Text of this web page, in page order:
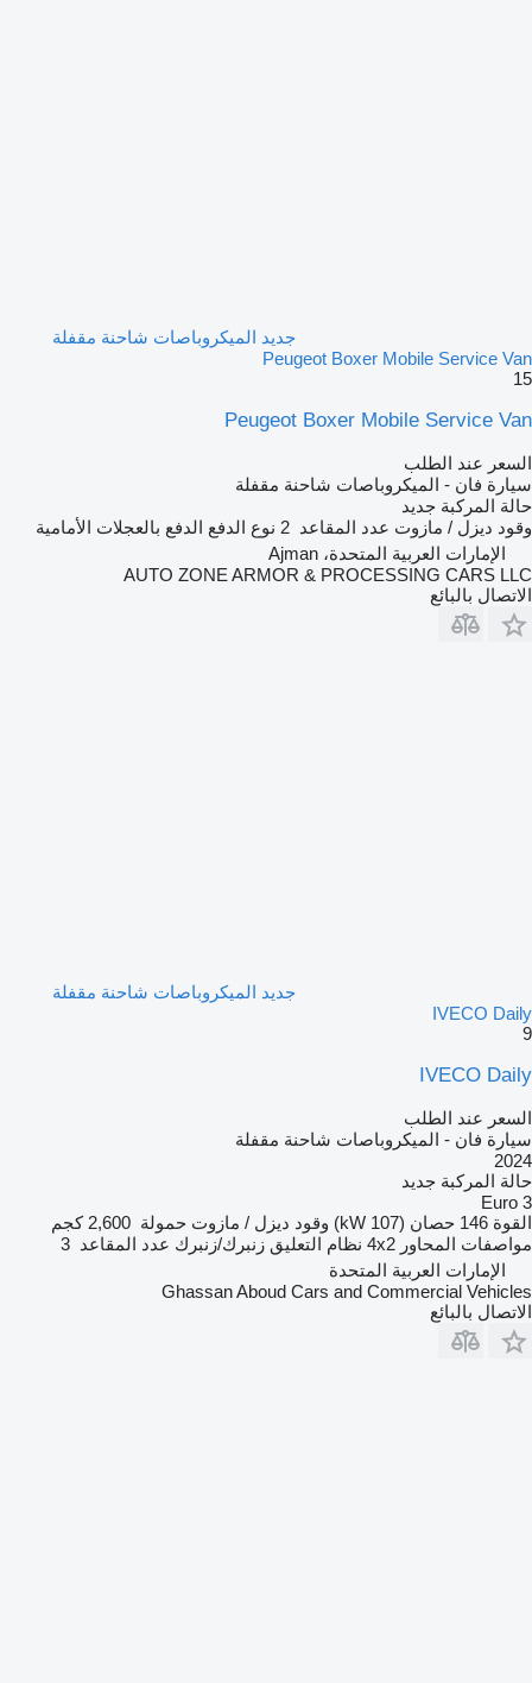
جديد الميكروباصات شاحنة مقفلة
Peugeot Boxer Mobile Service Van
15
Peugeot Boxer Mobile Service Van
السعر عند الطلب
سيارة فان - الميكروباصات شاحنة مقفلة
حالة المركبة جديد
وقود ديزل / مازوت عدد المقاعد 2 نوع الدفع الدفع بالعجلات الأمامية
الإمارات العربية المتحدة، Ajman
AUTO ZONE ARMOR & PROCESSING CARS LLC
الاتصال بالبائع
جديد الميكروباصات شاحنة مقفلة
IVECO Daily
9
IVECO Daily
السعر عند الطلب
سيارة فان - الميكروباصات شاحنة مقفلة
2024
حالة المركبة جديد
Euro 3
القوة 146 حصان (107 kW) وقود ديزل / مازوت حمولة 2,600 كجم
مواصفات المحاور 4x2 نظام التعليق زنبرك/زنبرك عدد المقاعد 3
الإمارات العربية المتحدة
Ghassan Aboud Cars and Commercial Vehicles
الاتصال بالبائع